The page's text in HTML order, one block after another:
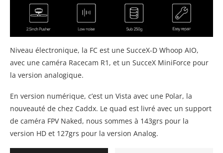
Niveau électronique, la FC est une SucceX-D Whoop AIO,
avec une caméra Racecam R1, et un SucceX MiniForce pour
la version analogique.
En version numérique, c’est un Vista avec une Polar, la
nouveauté de chez Caddx. Le quad est livré avec un support
de caméra FPV Naked, nous sommes à 143grs pour la
version HD et 127grs pour la version Analog.